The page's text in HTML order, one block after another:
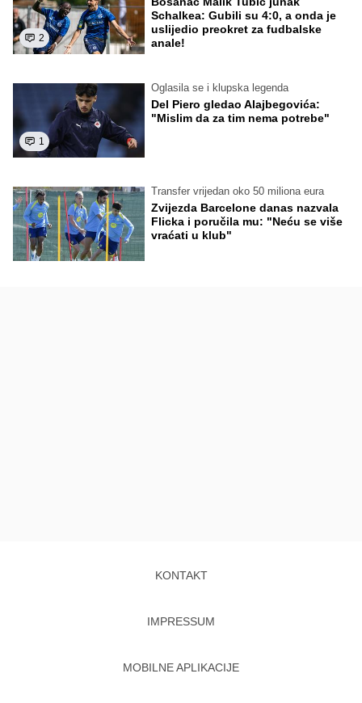
2
Schalkea: Gubili su 4:0, a onda je
uslijedio preokret za fudbalske
anale!
1
Oglasila se i klupska legenda
Del Piero gledao Alajbegovića:
"Mislim da za tim nema potrebe"
Transfer vrijedan oko 50 miliona eura
Zvijezda Barcelone danas nazvala
Flicka i poručila mu: "Neću se više
vraćati u klub"
KONTAKT
IMPRESSUM
MOBILNE APLIKACIJE